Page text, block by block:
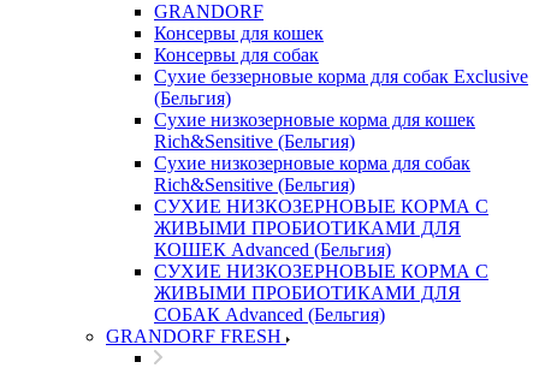
GRANDORF
Консервы для кошек
Консервы для собак
Сухие беззерновые корма для собак Exclusive
(Бельгия)
Сухие низкозерновые корма для кошек
Rich&Sensitive (Бельгия)
Сухие низкозерновые корма для собак
Rich&Sensitive (Бельгия)
СУХИЕ НИЗКОЗЕРНОВЫЕ КОРМА С
ЖИВЫМИ ПРОБИОТИКАМИ ДЛЯ
КОШЕК Advanced (Бельгия)
СУХИЕ НИЗКОЗЕРНОВЫЕ КОРМА С
ЖИВЫМИ ПРОБИОТИКАМИ ДЛЯ
СОБАК Advanced (Бельгия)
GRANDORF FRESH